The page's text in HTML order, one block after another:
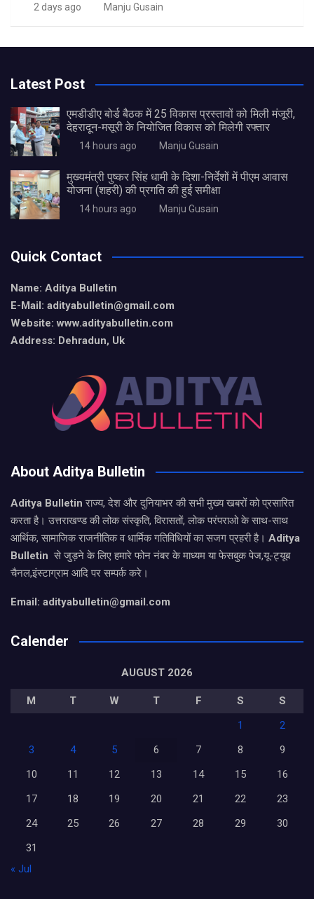
2 days ago Manju Gusain
Latest Post
एमडीडीए बोर्ड बैठक में 25 विकास प्रस्तावों को मिली मंजूरी,
देहरादून-मसूरी के नियोजित विकास को मिलेगी रफ्तार
14 hours ago Manju Gusain
मुख्यमंत्री पुष्कर सिंह धामी के दिशा-निर्देशों में पीएम आवास
योजना (शहरी) की प्रगति की हुई समीक्षा
14 hours ago Manju Gusain
Quick Contact
Name: Aditya Bulletin
E-Mail: adityabulletin@gmail.com
Website: www.adityabulletin.com
Address: Dehradun, Uk
About Aditya Bulletin
Aditya Bulletinराज्य, देश और दुनियाभर की सभी मुख्य खबरों को प्रसारित
करता है। उत्तराखण्ड की लोक संस्कृति, विरासतों, लोक परंपराओ के साथ-साथ
आर्थिक, सामाजिक राजनीतिक व धार्मिक गतिविधियों का सजग प्रहरी है। Aditya
Bulletin से जुड़ने के लिए हमारे फोन नंबर के माध्यम या फेसबुक पेज,यू-ट्यूब
चैनल,इंस्टाग्राम आदि पर सम्पर्क करे।
Email: adityabulletin@gmail.com
Calender
AUGUST 2026
M T W T F S
S
1
2
3
4 5 6 7 8
9
10
11 12 13 14 15
16
17
18 19 20 21 22
23
24
25 26 27 28 29
30
31
« Jul